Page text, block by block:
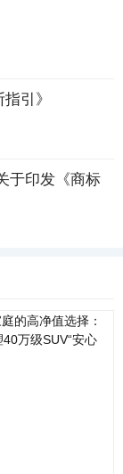
引》
于印发《商标